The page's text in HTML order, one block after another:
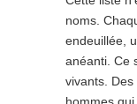
noms.
endeuillée,
anéanti. Ce
vivants.